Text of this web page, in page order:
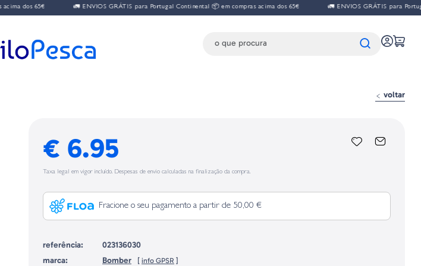
dos 65€ 🚛 ENVIOS GRÁTIS para Portugal Continental 📦 em compras acima dos 65€ 🚛 ENVIOS GRÁTIS para
voltar
€ 6.95
Taxa legal em vigor incluído. Despesas de envio calculadas na finalização da compra.
Fracione o seu pagamento a partir de 50,00 €
referência:
023136030
marca:
Bomber [ info GPSR ]